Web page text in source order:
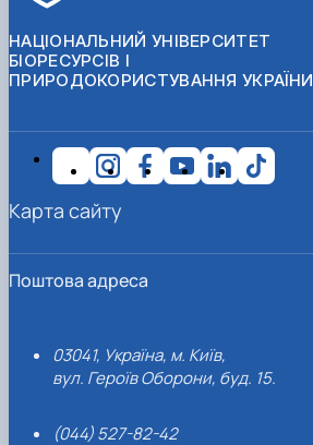
НАЦІОНАЛЬНИЙ УНІВЕРСИТЕТ
БІОРЕСУРСІВ І
ПРИРОДОКОРИСТУВАННЯ УКРАЇНИ
Поштова адреса
03041, Україна, м. Київ,
вул. Героїв Оборони, буд. 15.
(044) 527-82-42
Карта сайту